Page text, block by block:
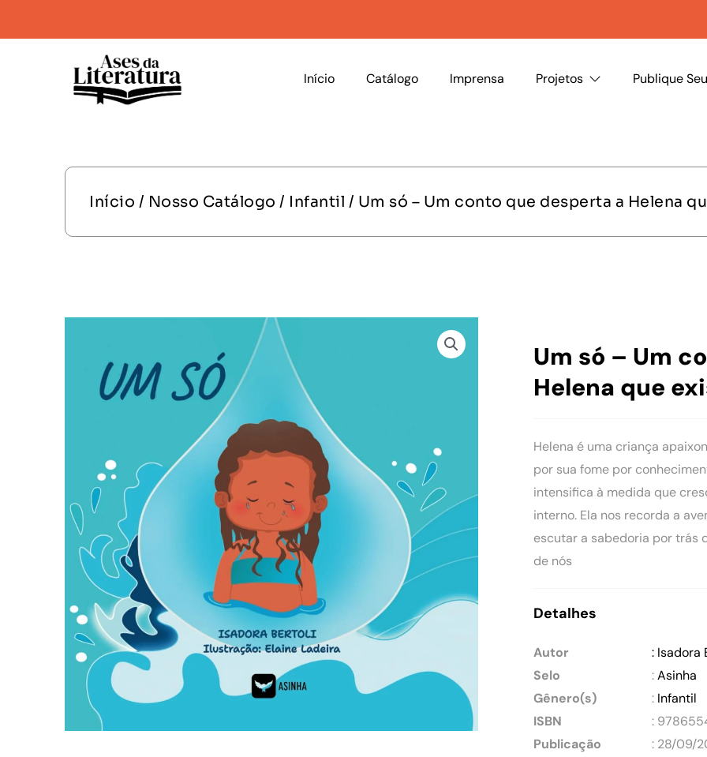
Início Catálogo Imprensa Projetos Publique
Início / Nosso Catálogo / Infantil / Um só – Um conto que desperta a Helena
Um só – Um
Helena que
Helena é uma criança
por sua fome por
intensifica à medida que
interno. Ela nos recorda a
escutar a sabedoria por trás
de nós
Detalhes
Autor
: Isadora
Selo
:Asinha
Gênero(s)
: Infantil
ISBN
:
Publicação
: 28/09/